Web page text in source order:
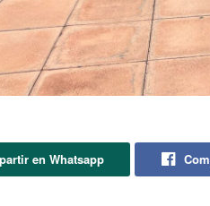
en Whatsapp